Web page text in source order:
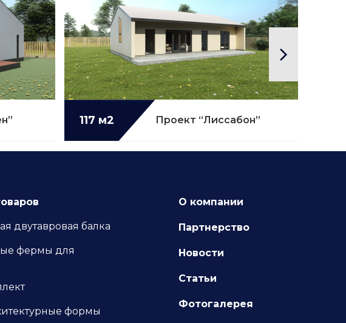
117 м2 Проект “Лиссабон”
Подробнее...
двутавровая балка
фермы для
формы
О компании
Партнерство
Новости
Статьи
Фотогалерея